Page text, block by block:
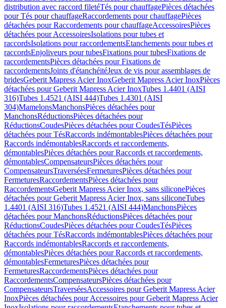
distribution avec raccord filetéTés pour chauffagePièces détachées
pour Tés pour chauffageRaccordements pour chauffagePièces
détachées pour Raccordements pour chauffageAccessoiresPièces
détachées pour AccessoiresIsolations pour tubes et
raccordsIsolations pour raccordementsEtanchements pour tubes et
raccordsEnjoliveurs pour tubesFixations pour tubesFixations de
raccordementsPièces détachées pour Fixations de
raccordementsJoints d'étanchéitéJeux de vis pour assemblages de
bridesGeberit Mapress Acier InoxGeberit Mapress Acier InoxPièces
détachées pour Geberit Mapress Acier InoxTubes 1.4401 (AISI
316)Tubes 1.4521 (AISI 444)Tubes 1.4301 (AISI
304)MamelonsManchonsPièces détachées pour
ManchonsRéductionsPièces détachées pour
RéductionsCoudesPièces détachées pour CoudesTésPièces
détachées pour TésRaccords indémontablesPièces détachées pour
Raccords indémontablesRaccords et raccordements,
démontablesPièces détachées pour Raccords et raccordements,
démontablesCompensateursPièces détachées pour
CompensateursTraverséesFermeturesPièces détachées pour
FermeturesRaccordementsPièces détachées pour
RaccordementsGeberit Mapress Acier Inox, sans siliconePièces
détachées pour Geberit Mapress Acier Inox, sans siliconeTubes
1.4401 (AISI 316)Tubes 1.4521 (AISI 444)ManchonsPièces
détachées pour ManchonsRéductionsPièces détachées pour
RéductionsCoudesPièces détachées pour CoudesTésPièces
détachées pour TésRaccords indémontablesPièces détachées pour
Raccords indémontablesRaccords et raccordements,
démontablesPièces détachées pour Raccords et raccordements,
démontablesFermeturesPièces détachées pour
FermeturesRaccordementsPièces détachées pour
RaccordementsCompensateursPièces détachées pour
CompensateursTraverséesAccessoires pour Geberit Mapress Acier
InoxPièces détachées pour Accessoires pour Geberit Mapress Acier